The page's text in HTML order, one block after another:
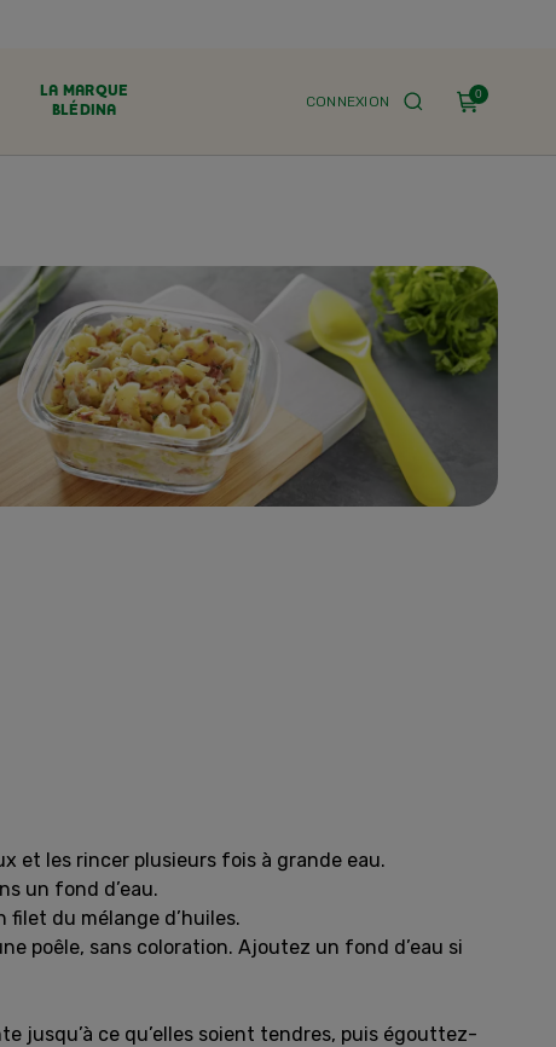
CONNEXION 0
LA MARQUE
BLÉDINA
et les rincer plusieurs fois à grande eau.
un fond d’eau.
du mélange d’huiles.
poêle, sans coloration. Ajoutez un fond d’eau si
jusqu’à ce qu’elles soient tendres, puis égouttez-